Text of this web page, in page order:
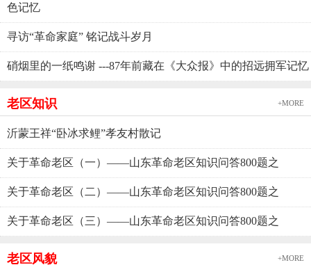
色记忆
寻访“革命家庭” 铭记战斗岁月
硝烟里的一纸鸣谢 ---87年前藏在《大众报》中的招远拥军记忆
老区知识 +MORE
沂蒙王祥“卧冰求鲤”孝友村散记
关于革命老区（一）——山东革命老区知识问答800题之
关于革命老区（二）——山东革命老区知识问答800题之
关于革命老区（三）——山东革命老区知识问答800题之
老区风貌 +MORE